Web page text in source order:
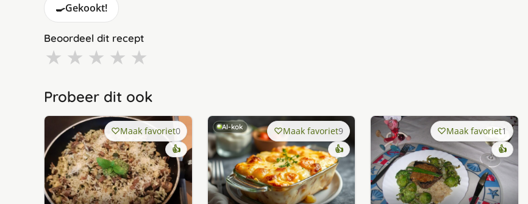
🍳Gekookt!
Beoordeel dit recept
★ ★ ★ ★ ★
Probeer dit ook
Maak favoriet0
👍
AI-kok Maak favoriet9
👍
Maak favoriet1
👍